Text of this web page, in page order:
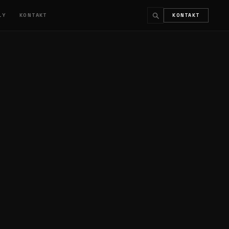
KONTAKT KONTAKT